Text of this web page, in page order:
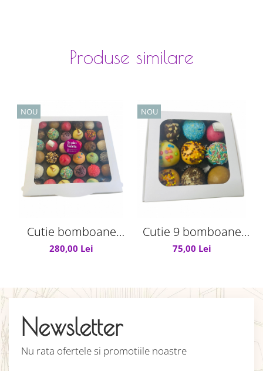
Produse similare
NOU
Cutie bomboane
ciocolata de casa
280,00 Lei
NOU
Cutie 9 bomboane
ciocolata de casa
75,00 Lei
Newsletter
Nu rata ofertele si promotiile noastre